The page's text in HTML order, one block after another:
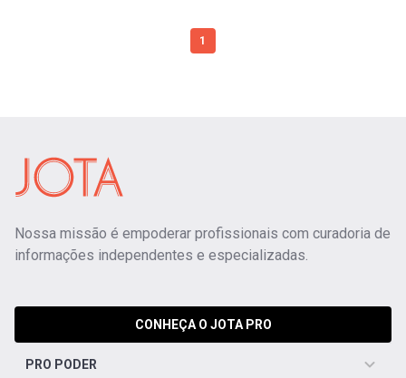
1
Nossa missão é empoderar profissionais com curadoria de
informações independentes e especializadas.
CONHEÇA O JOTA PRO
PRO PODER